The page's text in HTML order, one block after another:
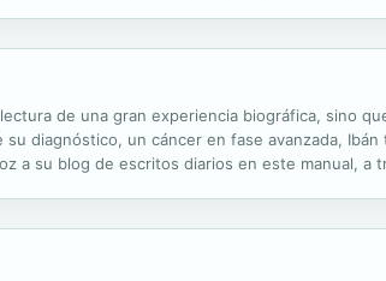
de una gran experiencia biográfica, sino
diagnóstico, un cáncer en fase avanzada,
a su blog de escritos diarios en este manual, a